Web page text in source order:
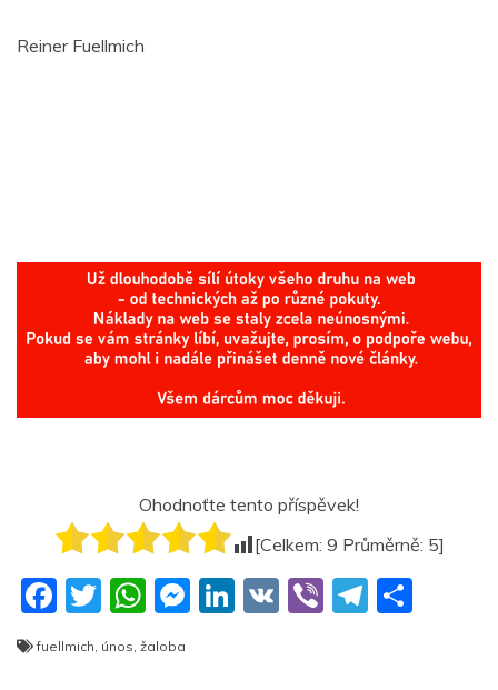
Reiner Fuellmich
Ohodnoťte tento příspěvek!
[Celkem: 9 Průměrně: 5]
F
a
c
T
w
itt
W
h
at
M Li V
Vi T
fuellmich únos žaloba